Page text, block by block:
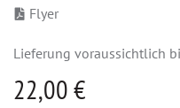
Flyer
Lieferung voraussichtlich
22,00 €